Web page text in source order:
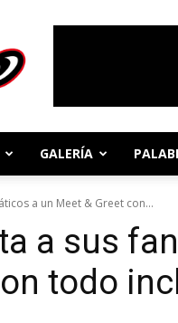
GALERÍA
a un Meet & Greet con...
a sus
todo